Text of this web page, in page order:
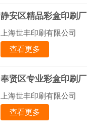
静安区精品彩盒印刷厂
上海世丰印刷有限公司
查看更多
奉贤区专业彩盒印刷厂
上海世丰印刷有限公司
查看更多